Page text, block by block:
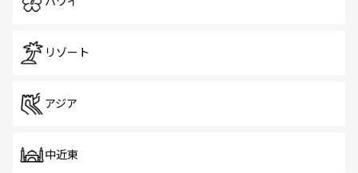
リゾート
アジア
中近東